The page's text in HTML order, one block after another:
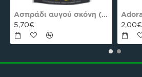
Ασπράδι αυγού σκόνη (Αλβουμίνη) Ola-Bio 50gr
5,70€
2,00€